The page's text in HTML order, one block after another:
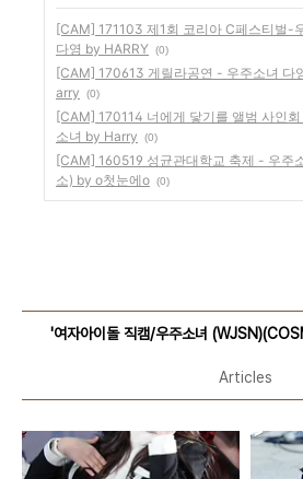
[CAM] 171103 제1회 코리아 C페스티벌-
다영 by HARRY (0)
[CAM] 170613 게릴라공연 - 우주소녀 다
arry
(0)
[CAM] 170114 너에게 닿기를 앨범 사인
소녀 by Harry
(0)
[CAM] 160519 성균관대학교 축제 - 우주
소) by o첫눈에o (0)
'여자아이돌 직캠/우주소녀
Articles